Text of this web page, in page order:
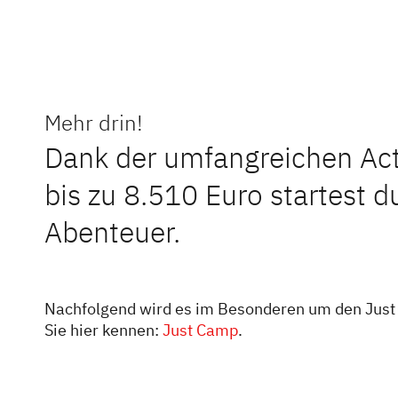
Mit über
Finde
Mehr drin!
Dank der umfangreichen
bis zu 8.510 Euro startest
Abenteuer.
Nachfolgend wird es im Besonderen um den
Sie hier kennen: Just Camp.